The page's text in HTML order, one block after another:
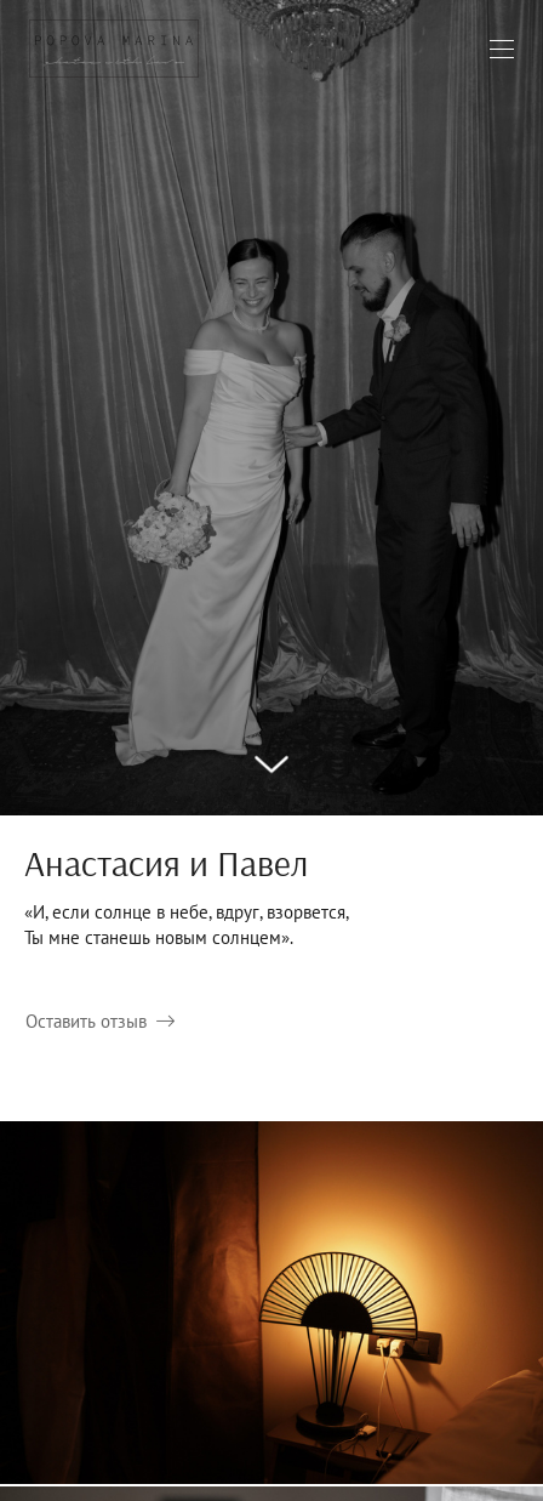
Анастасия и Павел
«И, если солнце в небе, вдруг, взорвется,
Ты мне станешь новым солнцем».
Оставить отзыв